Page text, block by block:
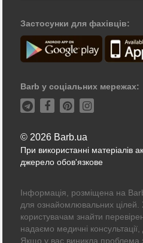
Застосунки для фахівців:
Barb у соціальних мережах:
© 2026 Barb.ua
При використанні матеріалів
джерело обов'язкове
Інформація, розміщена на
для ознайомлювальних
користувачам знайти
надаємо медичні консультації,
Якщо у вас виникла проблема